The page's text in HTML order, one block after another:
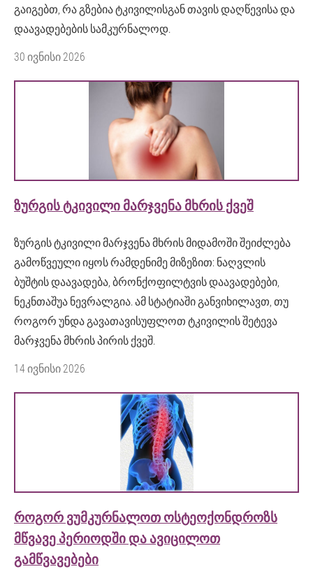
გაიგებთ, რა გზებია ტკივილისგან თავის დაღწევისა და
დაავადებების სამკურნალოდ.
30 ივნისი 2026
ᲖᲣᲠᲒᲘᲡ ᲢᲙᲘᲕᲘᲚᲘ ᲛᲐᲠᲯᲕᲔᲜᲐ ᲛᲮᲠᲘᲡ ᲥᲕᲔᲨ
ზურგის ტკივილი მარჯვენა მხრის მიდამოში შეიძლება
გამოწვეული იყოს რამდენიმე მიზეზით: ნაღვლის
ბუშტის დაავადება, ბრონქოფილტვის დაავადებები,
ნეკნთაშუა ნევრალგია. ამ სტატიაში განვიხილავთ, თუ
როგორ უნდა გავათავისუფლოთ ტკივილის შეტევა
მარჯვენა მხრის პირის ქვეშ.
14 ივნისი 2026
ᲠᲝᲒᲝᲠ ᲕᲣᲛᲙᲣᲠᲜᲐᲚᲝᲗ ᲝᲡᲢᲔᲝᲥᲝᲜᲓᲠᲝᲖᲡ
ᲛᲬᲕᲐᲕᲔ ᲞᲔᲠᲘᲝᲓᲨᲘ ᲓᲐ ᲐᲕᲘᲪᲘᲚᲝᲗ
ᲒᲐᲛᲬᲕᲐᲕᲔᲑᲔᲑᲘ